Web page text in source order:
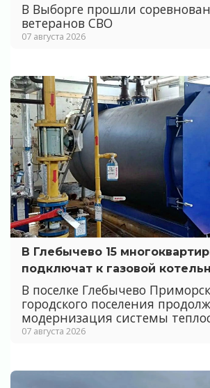
В Выборге прошли
ветеранов СВО
07 августа 2026
В Глебычево 15
подключат к газовой
В поселке Глебычево
городского поселения
модернизация системы
07 августа 2026